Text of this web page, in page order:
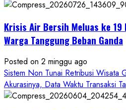
Krisis Air Bersih Meluas ke 19
Warga Tanggung Beban Ganda
Posted on 2 minggu ago
Sistem Non Tunai Retribusi Wisata
Akurasinya, Data Waktu Transaksi